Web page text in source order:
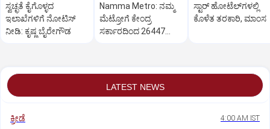
ಸ್ವಚ್ಛತೆ ಕೈಗೊಳ್ಳದ
ಇಲಾಖೆಗಳಿಗೆ ನೋಟಿಸ್‌
ನೀಡಿ: ಕೃಷ್ಣ ಬೈರೇಗೌಡ
Namma Metro: ನಮ್ಮ
ಮೆಟ್ರೋಗೆ ಕೇಂದ್ರ
ಸರ್ಕಾರದಿಂದ 26447
ಸ್ಟಾರ್‌ ಹೋಟೆಲ್‌ಗ‌ಳಲ್ಲಿ
ಕೊಳೆತ ತರಕಾರಿ, ಮಾಂಸ
LATEST NEWS
ಕ್ರೀಡೆ 4:00 AM IST